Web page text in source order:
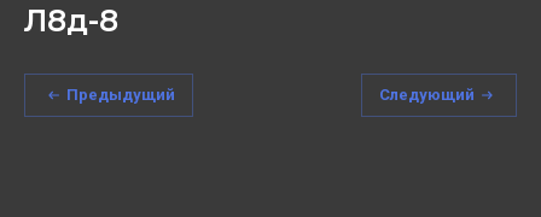
Л8д-8
Предыдущий Следующий